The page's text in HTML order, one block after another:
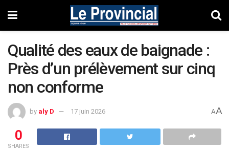
Qualité des eaux de baignade :
Près d’un prélèvement sur cinq
non conforme
by aly D 17 juin 2026 AA
0
SHARES